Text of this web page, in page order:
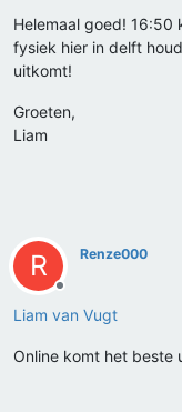
Helemaal goed! 16:50
fysiek hier in delft
uitkomt!
Groeten,
Liam
R
Offline
Renze000
Liam van Vugt
Online komt het beste